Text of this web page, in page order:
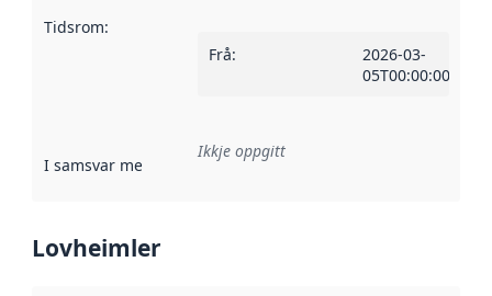
Tidsrom:
Frå:
2026-03-
05T00:00:00Z
I samsvar med Referanse til ei implementeringsregel eller
Ikkje oppgitt
Lovheimler